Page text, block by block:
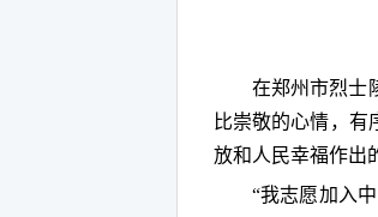
在郑州市烈士
比崇敬的心情，有
放和人民幸福作出
“我志愿加入